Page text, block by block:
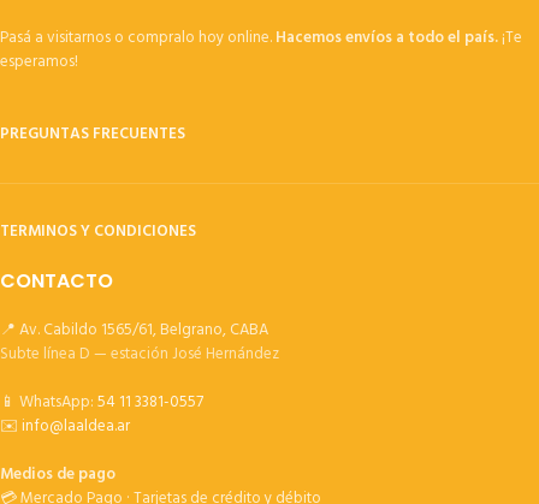
Pasá a visitarnos o compralo hoy online.Hacemos envíos a todo el país.¡Te
esperamos!
PREGUNTAS FRECUENTES
TERMINOS Y CONDICIONES
CONTACTO
📍 Av. Cabildo 1565/61, Belgrano, CABA
Subte línea D — estación José Hernández
📱 WhatsApp:54 11 3381-0557
✉️info@laaldea.ar
Medios de pago